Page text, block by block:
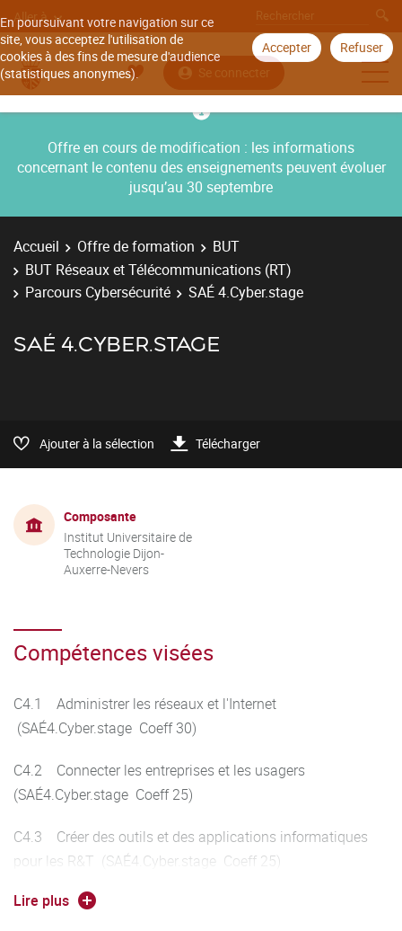
En poursuivant votre navigation sur ce
site, vous acceptez l'utilisation de
cookies à des fins de mesure d'audience
(statistiques anonymes).
Accepter Refuser
Aller à
Se connecter
Offre en cours de modification : les informations
concernant le contenu des enseignements peuvent évoluer
jusqu’au 30 septembre
Accueil Offre de formation
BUT
BUT Réseaux et Télécommunications (RT)
Parcours Cybersécurité
SAÉ 4.Cyber.stage
SAÉ 4.CYBER.STAGE
Ajouter à la sélection Télécharger
Composante
Institut Universitaire de
Technologie Dijon-
Auxerre-Nevers
Compétences visées
C4.1 Administrer les réseaux et l'Internet
(SAÉ4.Cyber.stage Coeff 30)
C4.2 Connecter les entreprises et les usagers
(SAÉ4.Cyber.stage Coeff 25)
C4.3 Créer des outils et des applications informatiques
pour les R&T (SAÉ4.Cyber.stage Coeff 25)
C4.4 Administrer un système d'information sécurisé
Lire plus